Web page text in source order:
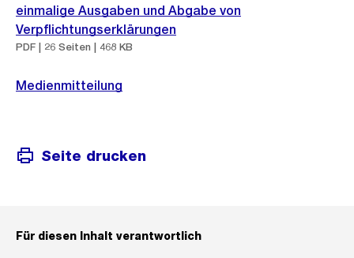
einmalige Ausgaben und Abgabe von
Verpflichtungserklärungen
PDF | 26 Seiten | 468 KB
Medienmitteilung
Seite drucken
Für diesen Inhalt verantwortlich